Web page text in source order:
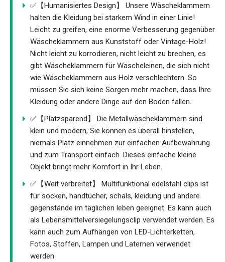
✅【Humanisiertes Design】 Unsere Wäscheklammern
halten die Kleidung bei starkem Wind in einer Linie!
Leicht zu greifen, eine enorme Verbesserung gegenüber
Wäscheklammern aus Kunststoff oder Vintage-Holz!
Nicht leicht zu korrodieren, nicht leicht zu brechen, es
gibt Wäscheklammern für Wäscheleinen, die sich nicht
wie Wäscheklammern aus Holz verschlechtern. So
müssen Sie sich keine Sorgen mehr machen, dass Ihre
Kleidung oder andere Dinge auf den Boden fallen.
✅【Platzsparend】 Die Metallwäscheklammern sind
klein und modern, Sie können es überall hinstellen,
niemals Platz einnehmen zur einfachen Aufbewahrung
und zum Transport einfach. Dieses einfache kleine
Objekt bringt mehr Komfort in Ihr Leben.
✅【Weit verbreitet】 Multifunktional edelstahl clips ist
für socken, handtücher, schals, kleidung und andere
gegenstände im täglichen leben geeignet. Es kann auch
als Lebensmittelversiegelungsclip verwendet werden. Es
kann auch zum Aufhängen von LED-Lichterketten,
Fotos, Stoffen, Lampen und Laternen verwendet
werden.